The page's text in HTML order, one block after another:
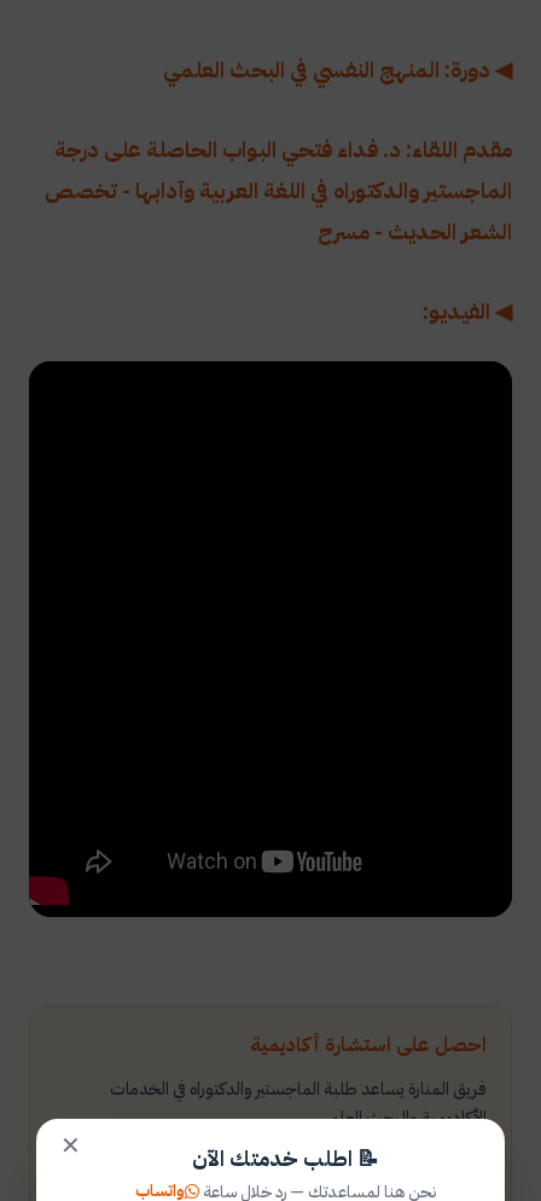
احصل على استشارة أكاديمية
فريق المنارة يساعد طلبة الماجستير والدكتوراه في الخدمات
الأكاديمية والبحث العلمي.
◀ دورة: المنهج النفسي في البحث العلمي
مقدم اللقاء: د. فداء فتحي البواب الحاصلة على درجة
الماجستير والدكتوراه في اللغة العربية وآدابها - تخصص
الشعر الحديث - مسرح
◀ الفيديو:
✕ 📝 اطلب خدمتك الآن
نحن هنا لمساعدتك — رد خلال ساعة واتساب